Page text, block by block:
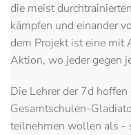
die meist
kämpfen und einander
dem Projekt ist eine
Aktion, wo jeder gegen
Die Lehrer der 7d
Gesamtschulen-
teilnehmen wollen als -